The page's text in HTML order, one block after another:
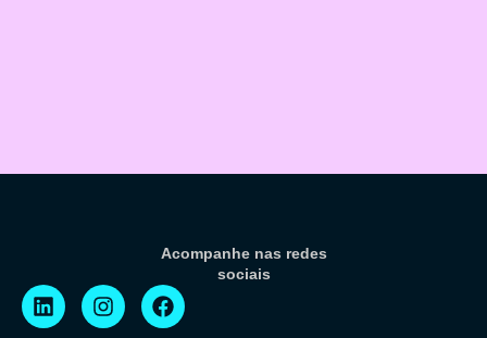
Acompanhe nas redes
sociais